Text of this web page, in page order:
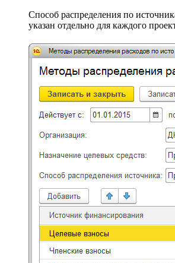
Способ распределения по
указан отдельно для каждого